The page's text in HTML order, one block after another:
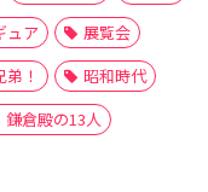
ュア
展覧会
弟！
昭和時代
鎌倉殿の13人